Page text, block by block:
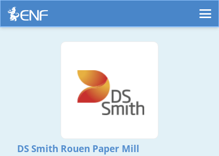
DS Smith Rouen Paper Mill